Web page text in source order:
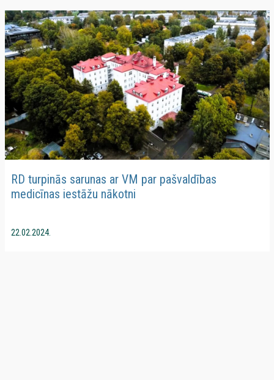
RD turpinās sarunas ar VM par pašvaldības
medicīnas iestāžu nākotni
22.02.2024.